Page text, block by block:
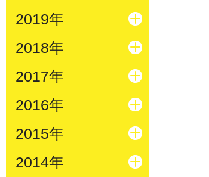
2019年
2018年
2017年
2016年
2015年
2014年